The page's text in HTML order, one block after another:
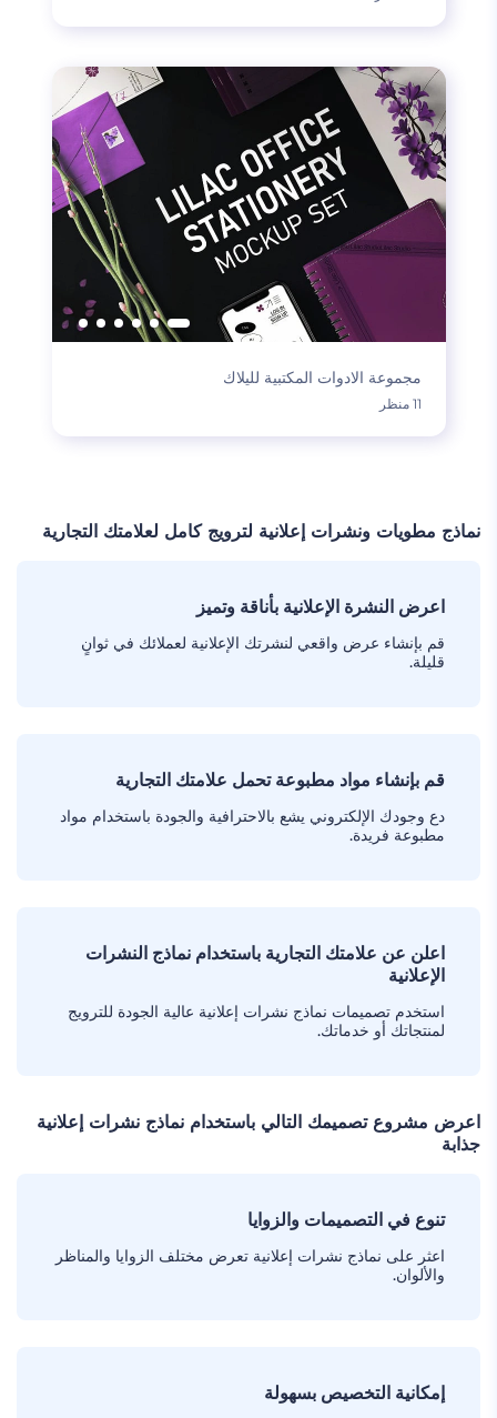
مجموعة الادوات المكتبية لليلاك
11 منظر
نماذج مطويات ونشرات إعلانية لترويج كامل لعلامتك التجارية
اعرض النشرة الإعلانية بأناقة وتميز
قم بإنشاء عرض واقعي لنشرتك الإعلانية لعملائك في ثوانٍ
قليلة.
قم بإنشاء مواد مطبوعة تحمل علامتك التجارية
دع وجودك الإلكتروني يشع بالاحترافية والجودة باستخدام مواد
مطبوعة فريدة.
اعلن عن علامتك التجارية باستخدام نماذج النشرات
الإعلانية
استخدم تصميمات نماذج نشرات إعلانية عالية الجودة للترويج
لمنتجاتك أو خدماتك.
اعرض مشروع تصميمك التالي باستخدام نماذج نشرات إعلانية
جذابة
تنوع في التصميمات والزوايا
اعثر على نماذج نشرات إعلانية تعرض مختلف الزوايا والمناظر
والألوان.
إمكانية التخصيص بسهولة